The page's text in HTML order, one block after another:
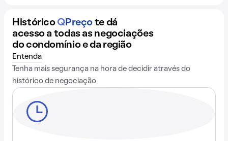
Histórico QPreço te dá
acesso a todas as negociações
do condomínio e da região
Entenda
Tenha mais segurança na hora de decidir através do
histórico de negociação